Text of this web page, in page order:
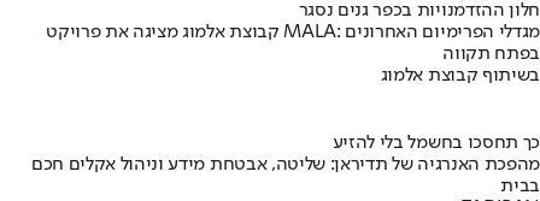
חלון ההזדמנויות בכפר גנים נסגר
קבוצת אלמוג מציגה את פרויקט MALA: מגדלי הפרימיום האחרונים
בפתח תקווה
בשיתוף קבוצת אלמוג
כך תחסכו בחשמל בלי להזיע
מהפכת האנרגיה של תדיראן: שליטה, אבטחת מידע וניהול אקלים חכם
בבית